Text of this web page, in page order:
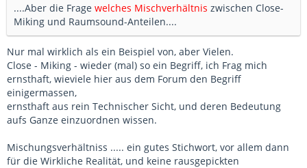
....Aber die Frage welches Mischverhältnis zwischen Close-
Miking und Raumsound-Anteilen....
Nur mal wirklich als ein Beispiel von, aber Vielen.
Close - Miking - wieder (mal) so ein Begriff, ich Frag mich
ernsthaft, wieviele hier aus dem Forum den Begriff
einigermassen,
ernsthaft aus rein Technischer Sicht, und deren Bedeutung
aufs Ganze einzuordnen wissen.
Mischungsverhältniss ..... ein gutes Stichwort, vor allem dann
für die Wirkliche Realität, und keine rausgepickten